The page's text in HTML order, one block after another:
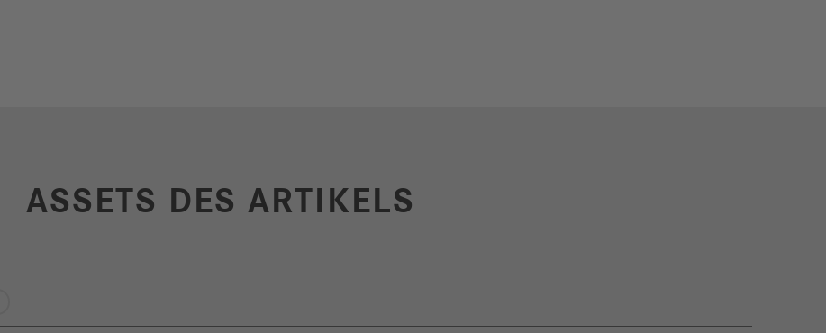
ASSETS DES ARTIKELS